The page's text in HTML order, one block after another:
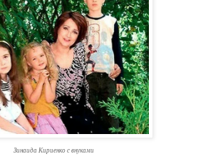
Зинаида Кириенко с внуками